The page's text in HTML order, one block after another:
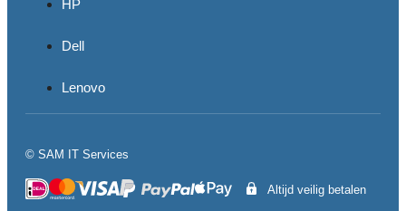
HP
Dell
Lenovo
© SAM IT Services
Altijd veilig betalen